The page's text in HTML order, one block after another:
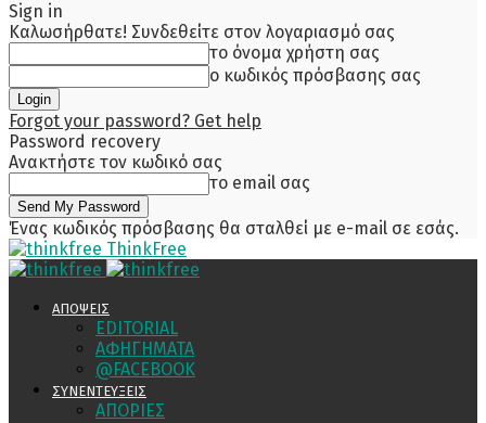
Sign in
Καλωσήρθατε! Συνδεθείτε στον λογαριασμό σας
το όνομα χρήστη σας
ο κωδικός πρόσβασης σας
Forgot your password? Get help
Password recovery
Ανακτήστε τον κωδικό σας
το email σας
Ένας κωδικός πρόσβασης θα σταλθεί με e-mail σε εσάς.
ThinkFree
ΑΠΟΨΕΙΣ
EDITORIAL
ΑΦΗΓΗΜΑΤΑ
@FACEBOOK
ΣΥΝΕΝΤΕΥΞΕΙΣ
ΑΠΟΡΙΕΣ